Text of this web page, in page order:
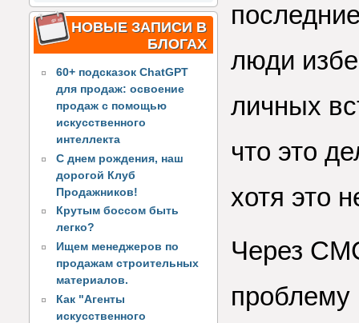
НОВЫЕ ЗАПИСИ В
БЛОГАХ
60+ подсказок ChatGPT
для продаж: освоение
продаж с помощью
искусственного
интеллекта
С днем рождения, наш
дорогой Клуб
Продажников!
Крутым боссом быть
легко?
Ищем менеджеров по
продажам строительных
материалов.
Как "Агенты
искусственного
люди
личных
что это
хотя это
Через
проблему